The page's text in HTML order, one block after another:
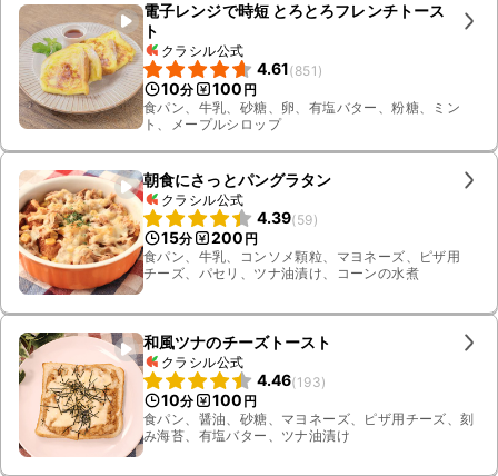
電子レンジで時短 とろとろフレンチトース
ト
クラシル公式
4.61(851 )
10分 100 円
食パン、牛乳、砂糖、卵、有塩バター、粉糖、ミン
ト、メープルシロップ
朝食にさっとパングラタン
クラシル公式
4.39(59)
15分 200 円
食パン、牛乳、コンソメ顆粒、マヨネーズ、ピザ用
チーズ、パセリ、ツナ油漬け、コーンの水煮
和風ツナのチーズトースト
クラシル公式
4.46(193)
10分 100 円
食パン、醤油、砂糖、マヨネーズ、ピザ用チーズ、刻
み海苔、有塩バター、ツナ油漬け